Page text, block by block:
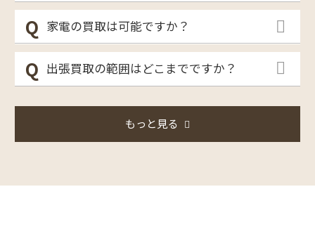
家電の買取は可能ですか？
出張買取の範囲はどこまでですか？
もっと見る